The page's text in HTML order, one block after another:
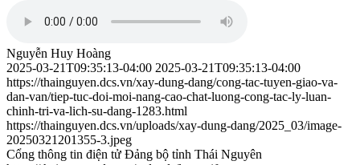
Nguyễn Huy Hoàng
2025-03-21T09:35:13-04:00 2025-03-21T09:35:13-04:00
https://thainguyen.dcs.vn/xay-dung-dang/cong-tac-tuyen-giao-va-
dan-van/tiep-tuc-doi-moi-nang-cao-chat-luong-cong-tac-ly-luan-
chinh-tri-va-lich-su-dang-1283.html
https://thainguyen.dcs.vn/uploads/xay-dung-dang/2025_03/image-
20250321201355-3.jpeg
Cổng thông tin điện tử Đảng bộ tỉnh Thái Nguyên